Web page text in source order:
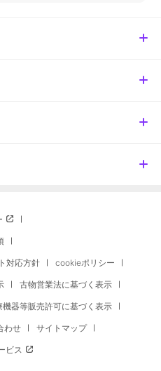
対応方針 cookieポリシー
古物営業法に基づく表示
機器等販売許可に基づく表示
わせ サイトマップ
ビス